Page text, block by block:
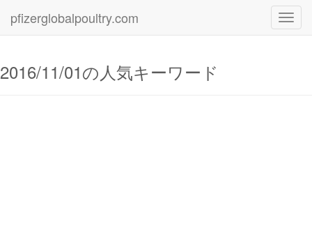
pfizerglobalpoultry.com
2016/11/01の人気キーワード